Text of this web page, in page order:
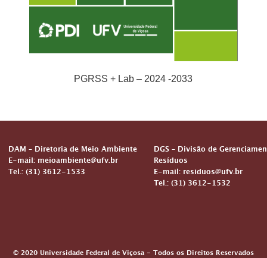
PGRSS + Lab – 2024 -2033
DAM – Diretoria de Meio Ambiente
E-mail: meioambiente@ufv.br
Tel.: (31) 3612-1533
DGS – Divisão de
Resíduos
E-mail: residuos@ufv.br
Tel.: (31) 3612-1532
© 2020 Universidade Federal de Viçosa - Todos os Direitos Reservados